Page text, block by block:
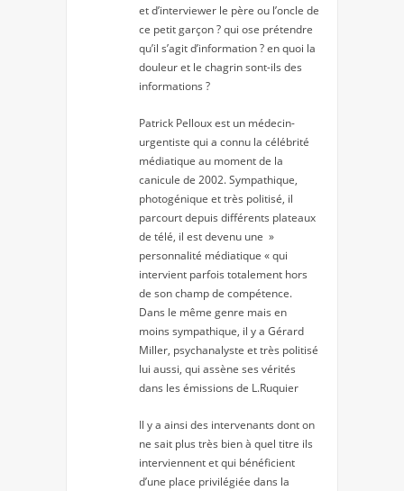
et d’interviewer le père ou l’oncle de
ce petit garçon ? qui ose prétendre
qu’il s’agit d’information ? en quoi la
douleur et le chagrin sont-ils des
informations ?
Patrick Pelloux est un médecin-
urgentiste qui a connu la célébrité
médiatique au moment de la
canicule de 2002. Sympathique,
photogénique et très politisé, il
parcourt depuis différents plateaux
de télé, il est devenu une »
personnalité médiatique « qui
intervient parfois totalement hors
de son champ de compétence.
Dans le même genre mais en
moins sympathique, il y a Gérard
Miller, psychanalyste et très politisé
lui aussi, qui assène ses vérités
dans les émissions de L.Ruquier
Il y a ainsi des intervenants dont on
ne sait plus très bien à quel titre ils
interviennent et qui bénéficient
d’une place privilégiée dans la